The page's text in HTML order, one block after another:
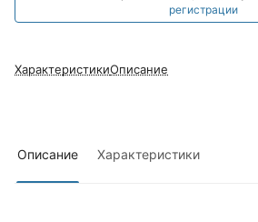
регистрации
ХарактеристикиОписание
Описание Характеристики